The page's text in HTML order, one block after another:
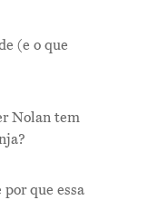
(e o que
Nolan tem
por que essa